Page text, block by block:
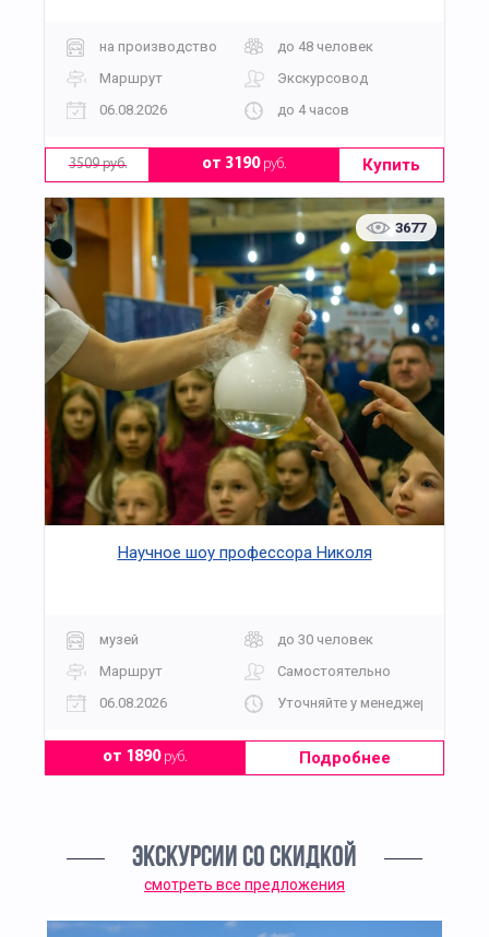
на производство
до 48 человек
Маршрут
Экскурсовод
06.08.2026
до 4 часов
3509 руб. от 3190руб. Купить
3677
Научное шоу профессора Николя
музей
до 30 человек
Маршрут
Самостоятельно
06.08.2026
Уточняйте у менеджера
от 1890руб. Подробнее
ЭКСКУРСИИ СО СКИДКОЙ
смотреть все предложения